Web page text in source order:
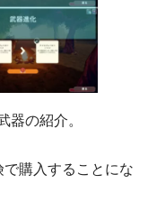
の紹介。
購入することにな